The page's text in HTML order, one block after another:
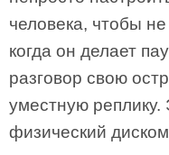
человека, чтобы
когда он делает
разговор свою
уместную реплику.
физический